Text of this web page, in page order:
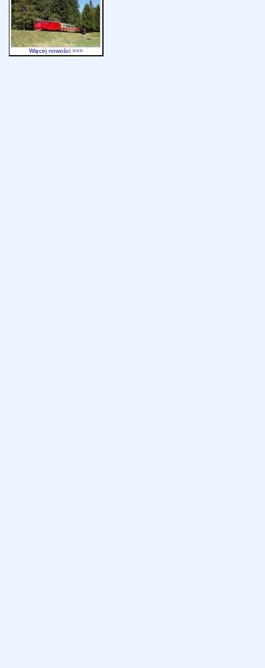
Więcej nowości >>>